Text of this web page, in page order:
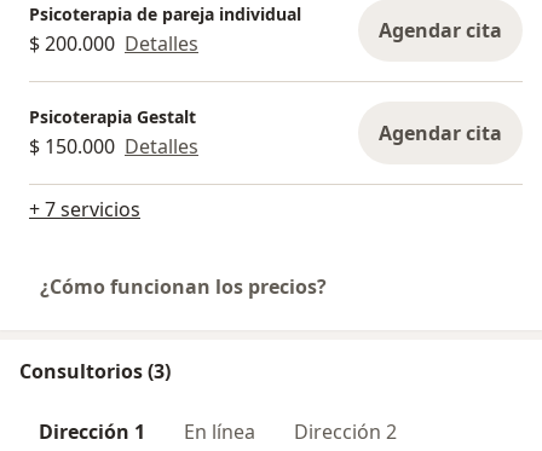
Psicoterapia de pareja individual
$ 200.000 Detalles Agendar cita
Psicoterapia Gestalt
$ 150.000 Detalles Agendar cita
+ 7 servicios
¿Cómo funcionan los precios?
Consultorios (3)
Dirección 1 En línea Dirección 2